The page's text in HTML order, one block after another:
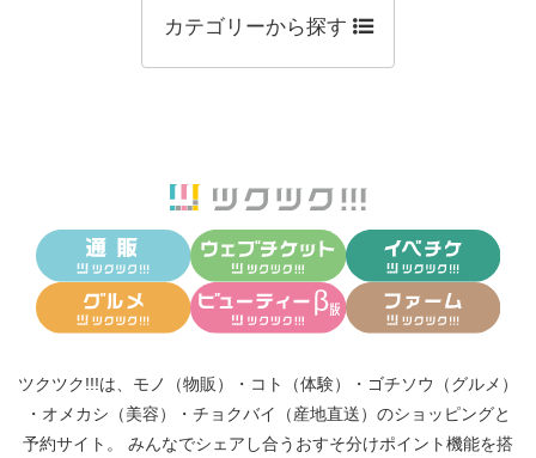
カテゴリーから探す
ツクツク!!!は、 モノ（物販） ・ コト（体験） ・ ゴチソウ（グルメ）
・ オメカシ（美容） ・ チョクバイ（産地直送） のショッピングと
予約サイト。
みんなでシェアし合う おすそ分けポイント機能を搭